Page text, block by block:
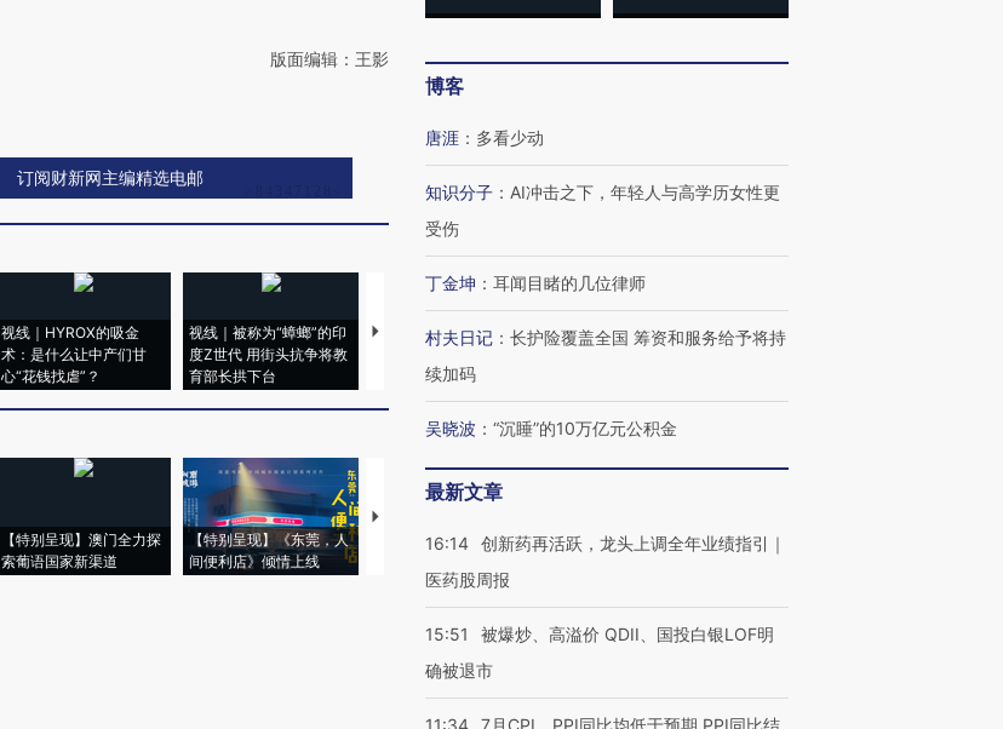
版面编辑：王影
订阅财新网主编精选电邮
视线｜HYROX的吸金
术：是什么让中产们甘
心“花钱找虐”？
视线｜被称为“蟑螂”的印
度Z世代 用街头抗争将教
育部长拱下台
视线｜“入侵”还是“人道危
飞地休达
湖北宜昌局部短时降雨
哈尔滨遭遇短时极端强降
【特别呈现】澳门全力探
索葡语国家新渠道
【特别呈现】《东莞，人
间便利店》倾情上线
【推广】走进第四届链博
会，让数智科技“链”接产
【特别呈现】寻找100种
CFO：不靠规模取胜，华
博客
唐涯 ： 多看少动
知识分子 ： AI冲击之下，年轻人与高学历女性更
受伤
丁金坤 ： 耳闻目睹的几位律师
村夫日记 ： 长护险覆盖全国 筹资和服务给予将持
续加码
吴晓波 ： “沉睡”的10万亿元公积金
最新文章
16:14 创新药再活跃，龙头上调全年业绩指引｜
医药股周报
15:51
被爆炒、高溢价 QDII、国投白银LOF明
确被退市
11:34 7月CPI、PPI同比均低于预期 PPI同比结